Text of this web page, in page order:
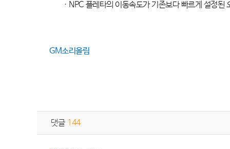
· NPC 플레타의 이동속도가 기존보다 빠르게 설정된
GM소리올림
댓글 144